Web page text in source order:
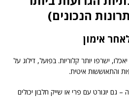
הנכונים)
ישרפו יותר קלוריות. בפועל, דילוג על
והתאוששות איטית.
גם יוגורט עם פרי או שייק חלבון יכולים